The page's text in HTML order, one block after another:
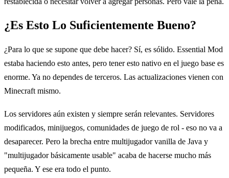
¿Es Esto Lo Suficientemente Bueno?
¿Para lo que se supone que debe hacer? Sí, es sólido. Essential Mod
estaba haciendo esto antes, pero tener esto nativo en el juego base es
enorme. Ya no dependes de terceros. Las actualizaciones vienen con
Minecraft mismo.
Los servidores aún existen y siempre serán relevantes. Servidores
modificados, minijuegos, comunidades de juego de rol - eso no va a
desaparecer. Pero la brecha entre multijugador vanilla de Java y
"multijugador básicamente usable" acaba de hacerse mucho más
pequeña. Y ese era todo el punto.